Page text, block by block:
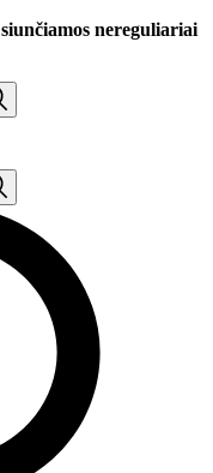
nereguliariai